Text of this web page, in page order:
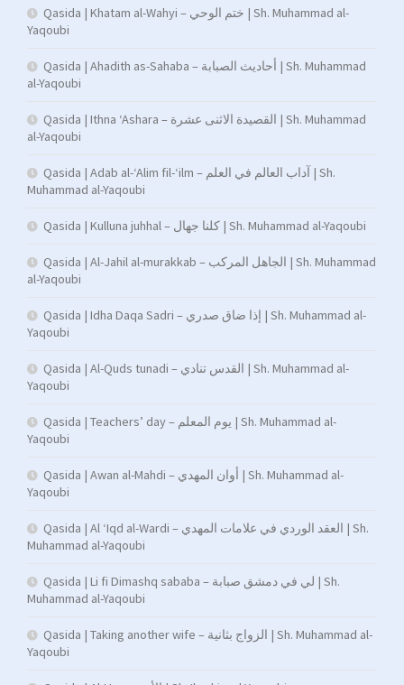
Qasida | Khatam al-Wahyi – ختم الوحي | Sh. Muhammad al-
Yaqoubi
Qasida | Ahadith as-Sahaba – أحاديث الصبابة | Sh. Muhammad
al-Yaqoubi
Qasida | Ithna ‘Ashara – القصيدة الاثنى عشرة | Sh. Muhammad
al-Yaqoubi
Qasida | Adab al-‘Alim fil-‘ilm – آداب العالم في العلم | Sh.
Muhammad al-Yaqoubi
Qasida | Kulluna juhhal – كلنا جهال | Sh. Muhammad al-Yaqoubi
Qasida | Al-Jahil al-murakkab – الجاهل المركب | Sh. Muhammad
al-Yaqoubi
Qasida | Idha Daqa Sadri – إذا ضاق صدري | Sh. Muhammad al-
Yaqoubi
Qasida | Al-Quds tunadi – القدس تنادي | Sh. Muhammad al-
Yaqoubi
Qasida | Teachers’ day – يوم المعلم | Sh. Muhammad al-
Yaqoubi
Qasida | Awan al-Mahdi – أوان المهدي | Sh. Muhammad al-
Yaqoubi
Qasida | Al ‘Iqd al-Wardi – العقد الوردي في علامات المهدي | Sh.
Muhammad al-Yaqoubi
Qasida | Li fi Dimashq sababa – لي في دمشق صبابة | Sh.
Muhammad al-Yaqoubi
Qasida | Taking another wife – الزواج بثانية | Sh. Muhammad al-
Yaqoubi